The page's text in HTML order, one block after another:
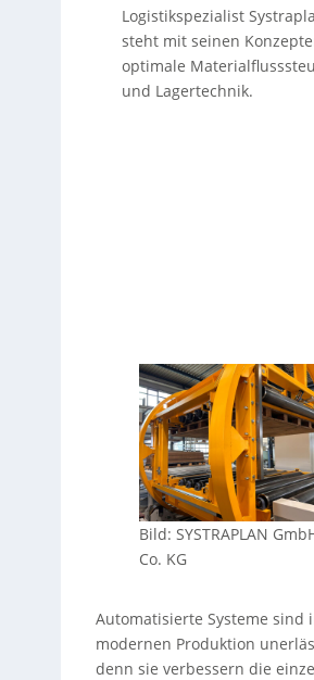
Logistikspezialist
steht mit seinen
optimale
und Lagertechnik.
Bild: SYSTRAPLAN
Co. KG
Automatisierte Systeme sind
modernen Produktion
denn sie verbessern die